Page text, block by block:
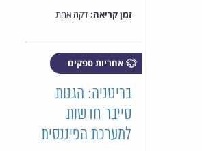
זמן קריאה:דקה אחת
אחריות ספקים
בריטניה: הגנות
סייבר חדשות
למערכת הפיננסית